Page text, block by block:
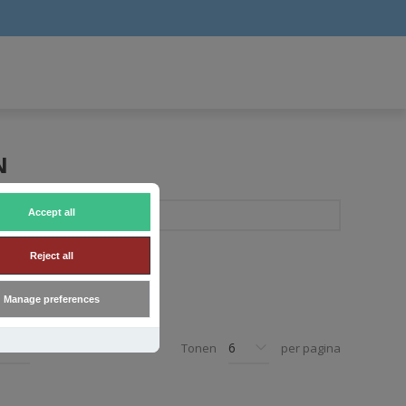
Accept all
Reject all
Manage preferences
Tonen per pagina